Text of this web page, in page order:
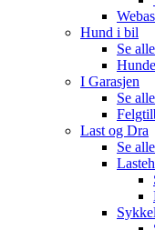
Hund i bil
Se alle
I Garasjen
Se alle
Last og Dra
Se alle